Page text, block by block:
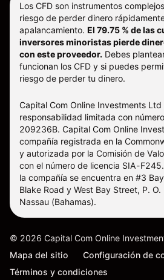
Los CFD son instrumentos
riesgo de perder dinero
apalancamiento. El 79.75 % de las
inversores minoristas pierde
con este proveedor. Debes
funcionan los CFD y si puedes
riesgo de perder tu dinero.
Capital Com Online Investments
responsabilidad limitada con
209236B. Capital Com Online
compañía registrada en la
y autorizada por la Comisión de
con el número de licencia SIA-
la compañía se encuentra en #3
Blake Road y West Bay Street, P. O.
Nassau (Bahamas).
© 2026 Capital Com Online
Mapa del sitio
Configuración de
Términos y condiciones